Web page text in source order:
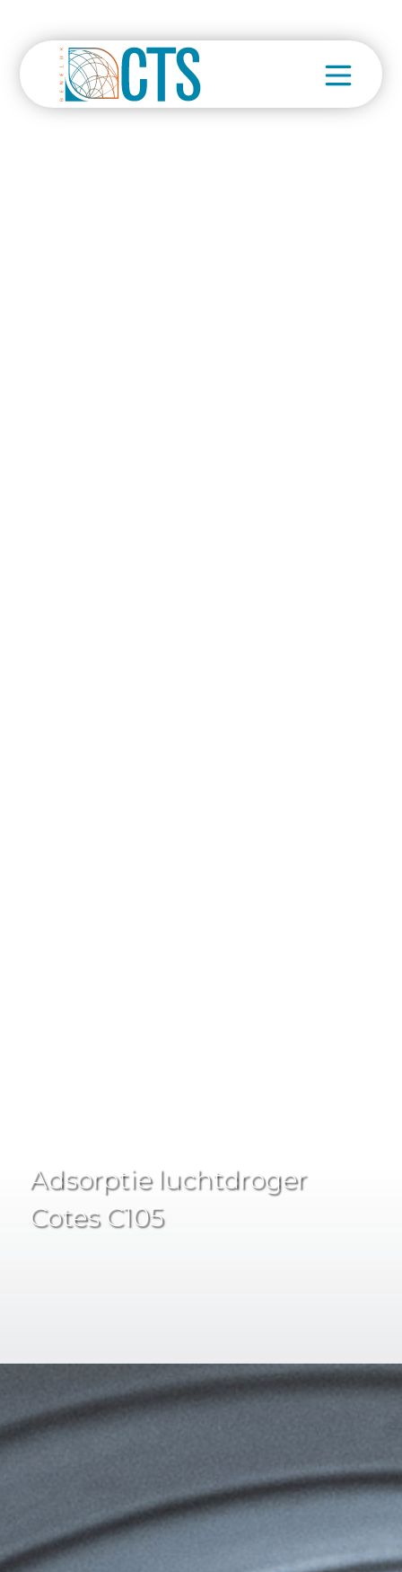
Adsorptie luchtdroger
Cotes C105